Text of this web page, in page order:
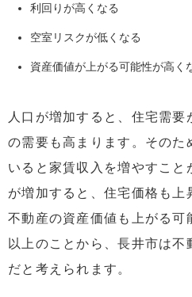
利回りが高くなる
空室リスクが低くなる
資産価値が上がる可能性が高く
人口が増加すると、住宅需
の需要も高まります。そのた
いると家賃収入を増やすこと
が増加すると、住宅価格も上
不動産の資産価値も上がる可
以上のことから、長井市は不
だと考えられます。